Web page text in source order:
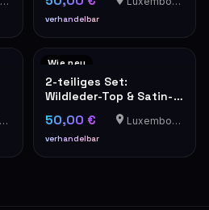
verhandelbar
Wie neu
2-teiliges Set:
Wildleder-Top & Satin-
Trägerbluse in Camel
50,00 €
verhandelbar
Luxembourg-Cents